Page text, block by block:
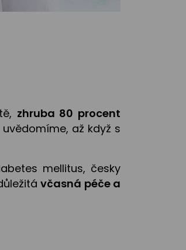
zhruba 80 procent
až když s
mellitus, česky
včasná péče a